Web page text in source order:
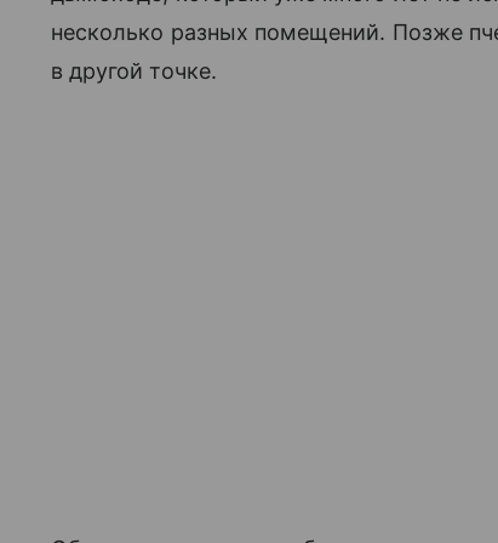
несколько разных помещений. Позже
в другой точке.